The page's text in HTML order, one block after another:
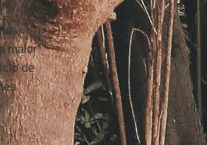
maior”
de